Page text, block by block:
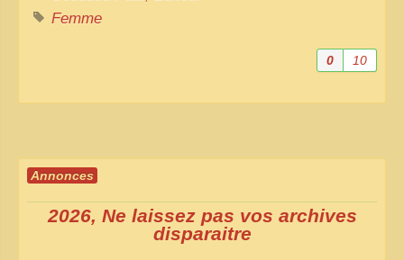
Femme
0 10
Annonces
2026, Ne laissez pas vos archives
disparaitre